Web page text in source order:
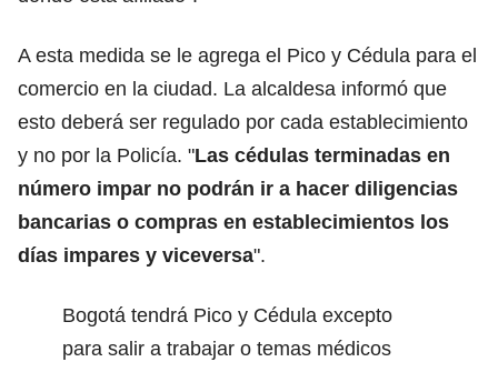
A esta medida se le agrega el Pico y Cédula para el
comercio en la ciudad. La alcaldesa informó que
esto deberá ser regulado por cada establecimiento
y no por la Policía. "Las cédulas terminadas en
número impar no podrán ir a hacer diligencias
bancarias o compras en establecimientos los
días impares y viceversa".
Bogotá tendrá Pico y Cédula excepto
para salir a trabajar o temas médicos